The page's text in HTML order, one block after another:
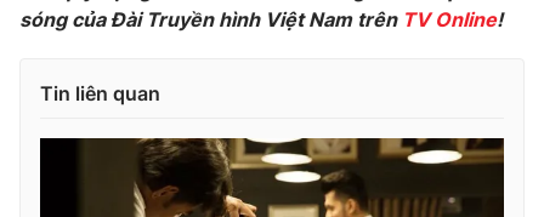
Ðiện thoại Thời báo VTV: 024.66 897 897
Liên hệ quảng cáo:
sóng của Đài Truyền hình Việt Nam trên TV Online!
Tin liên quan